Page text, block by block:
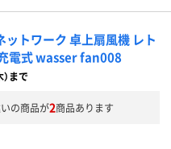
ットワーク 卓上扇風機 レト
電式 wasser fan008
まで
の商品が2商品あります